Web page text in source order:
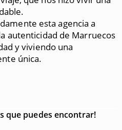
esta agencia a
autenticidad de Marruecos
y viviendo una
única.
que puedes encontrar!